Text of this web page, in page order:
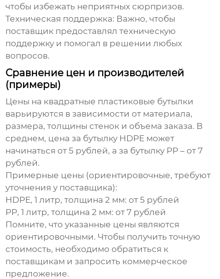
чтобы избежать неприятных сюрпризов.
Техническая поддержка: Важно, чтобы
поставщик предоставлял техническую
поддержку и помогал в решении любых
вопросов.
Сравнение цен и производителей
(примеры)
Цены на квадратные пластиковые бутылки
варьируются в зависимости от материала,
размера, толщины стенок и объема заказа. В
среднем, цена за бутылку HDPE может
начинаться от 5 рублей, а за бутылку PP – от 7
рублей.
Примерные цены (ориентировочные, требуют
уточнения у поставщика):
HDPE, 1 литр, толщина 2 мм: от 5 рублей
PP, 1 литр, толщина 2 мм: от 7 рублей
Помните, что указанные цены являются
ориентировочными. Чтобы получить точную
стоимость, необходимо обратиться к
поставщикам и запросить коммерческое
предложение.